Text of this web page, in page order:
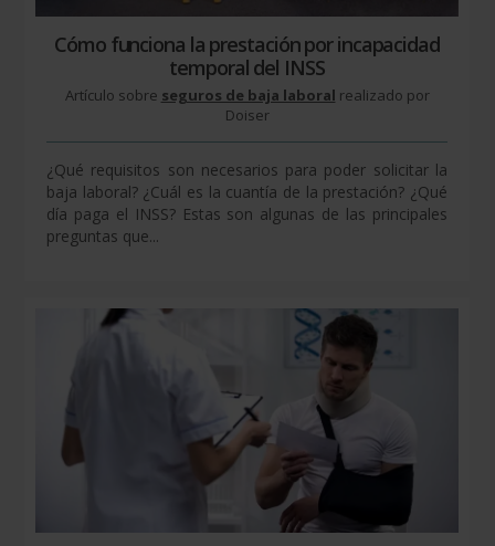
Cómo funciona la prestación por incapacidad
temporal del INSS
Artículo sobre seguros de baja laboral realizado por
Doiser
¿Qué requisitos son necesarios para poder solicitar la
baja laboral? ¿Cuál es la cuantía de la prestación? ¿Qué
día paga el INSS? Estas son algunas de las principales
preguntas que...